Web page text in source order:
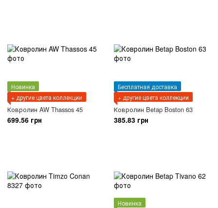
Новинка
+ другие цвета коллекции
Ковролин AW Thassos 45
699.56 грн
Бесплатная доставка
+ другие цвета коллекции
Ковролин Betap Boston 63
385.83 грн
Новинка